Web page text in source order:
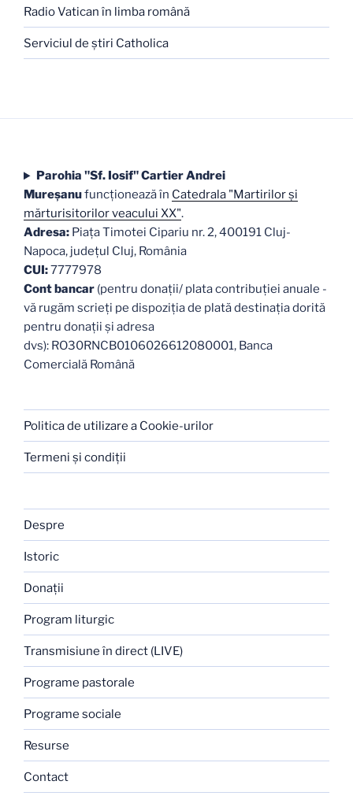
Radio Vatican în limba română
Serviciul de ştiri Catholica
Parohia "Sf. Iosif" Cartier Andrei
Mureşanufuncţionează în Catedrala "Martirilor şi
mărturisitorilor veacului XX".
Adresa: Piaţa Timotei Cipariu nr. 2, 400191 Cluj-
Napoca, judeţul Cluj, România
CUI:7777978
Cont bancar (pentru donații/ plata contribuției anuale -
vă rugăm scrieți pe dispoziția de plată destinația dorită
pentru donații și adresa
dvs): RO30RNCB0106026612080001, Banca
Comercială Română
Politica de utilizare a Cookie-urilor
Termeni şi condiţii
Despre
Istoric
Donaţii
Program liturgic
Transmisiune în direct (LIVE)
Programe pastorale
Programe sociale
Resurse
Contact